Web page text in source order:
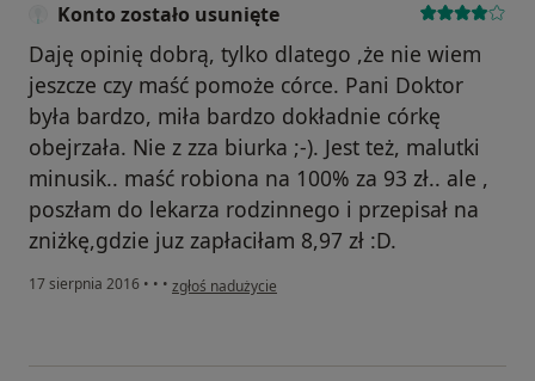
Konto zostało usunięte
Daję opinię dobrą, tylko dlatego ,że nie wiem
jeszcze czy maść pomoże córce. Pani Doktor
była bardzo, miła bardzo dokładnie córkę
obejrzała. Nie z zza biurka ;-). Jest też, malutki
minusik.. maść robiona na 100% za 93 zł.. ale ,
poszłam do lekarza rodzinnego i przepisał na
zniżkę,gdzie juz zapłaciłam 8,97 zł :D.
17 sierpnia 2016 • • • w opinii użytkownika Konto zostało usunięte
zgłoś nadużycie